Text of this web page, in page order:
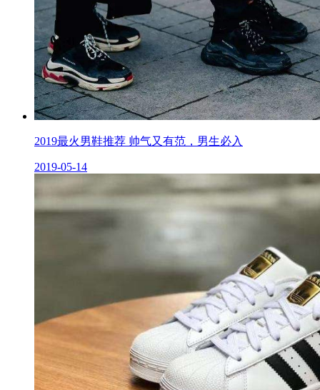
2019最火男鞋推荐 帅气又有范，男生必入
2019-05-14